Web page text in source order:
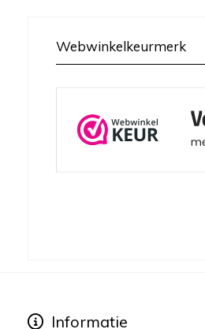
Webwinkelkeurmerk
Informatie